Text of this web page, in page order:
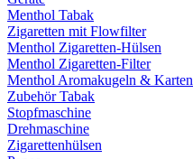
Menthol Tabak
Zigaretten mit Flowfilter
Menthol Zigaretten-Hülsen
Menthol Zigaretten-Filter
Menthol Aromakugeln & Karten
Zubehör Tabak
Stopfmaschine
Drehmaschine
Zigarettenhülsen